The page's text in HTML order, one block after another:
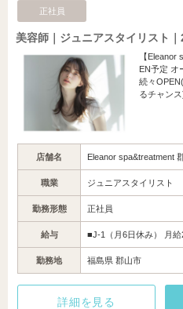
正社員
美容師｜ジュニアスタイリスト
【Eleanor
EN予定 オ
続々
るチャン
店舗名 Eleanor spa&treatment
職業 ジュニアスタイリスト
勤務形態 正社員
給与 ■J-1（月6日休み） 月
勤務地 福島県 郡山市
詳細を見る